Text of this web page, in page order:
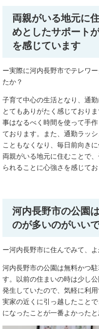
両親がいる地元に
めとしたサポート
を感じています
ー実際に河内長野市でテレワ
たか？
子育て中心の生活となり、通
とてもありがたく感じており
事はなるべく時間を使って手
ております。また、通勤ラッ
こともなくなり、毎日前向き
両親がいる地元に住むことで
られることに心強さを感じてお
河内長野市の公園
のが多いのがいい
ー河内長野市に住んでみて、
河内長野市の公園は無料かつ
す。以前の住まいの時は少し
発生していたので、気軽に利
実家の近くに引っ越したこと
になったことが一番よかったと